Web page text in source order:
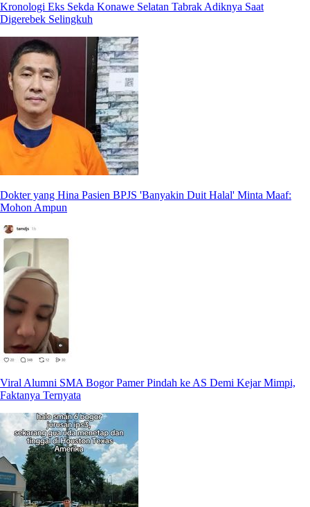
Kronologi Eks Sekda Konawe Selatan Tabrak Adiknya Saat
Digerebek Selingkuh
Dokter yang Hina Pasien BPJS 'Banyakin Duit Halal' Minta Maaf:
Mohon Ampun
Viral Alumni SMA Bogor Pamer Pindah ke AS Demi Kejar Mimpi,
Faktanya Ternyata